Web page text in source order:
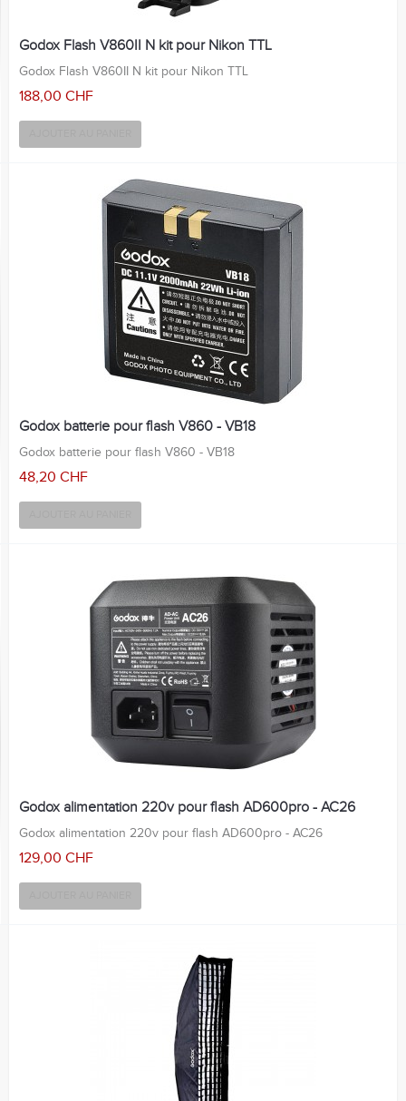
Godox Flash V860II N kit pour Nikon TTL
Godox Flash V860II N kit pour Nikon TTL
188,00 CHF
Godox batterie pour flash V860 - VB18
Godox batterie pour flash V860 - VB18
48,20 CHF
Godox alimentation 220v pour flash AD600pro - AC26
Godox alimentation 220v pour flash AD600pro - AC26
129,00 CHF